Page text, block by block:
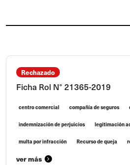
Rechazado
Ficha Rol N° 21365-2019
centro comercial compañía de seguros
indemnización de perjuicios legitimación
multa por infracción Recurso de queja
ver más